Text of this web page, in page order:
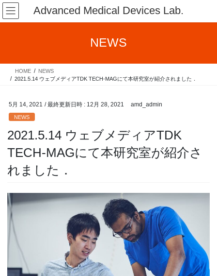
コ
ン
テ
ス
ナ
ビ
ゲ
ン
Advanced Medical Devices Lab.
NEWS
HOME
NEWS
2021.5.14 ウェブメディアTDK TECH-MAGにて本研究室が紹介されました．
5月 14, 2021 / 最終更新日時 : 12月 28, 2021 amd_admin
NEWS
2021.5.14 ウェブメディアTDK
TECH-MAGにて本研究室が紹介さ
れました．